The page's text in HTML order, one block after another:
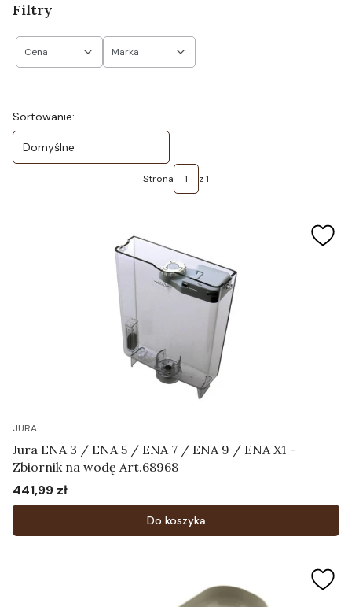
Filtry
Cena Marka
Lista produktów
Sortowanie:
Domyślne
Strona z 1
JURA
Jura ENA 3 / ENA 5 / ENA 7 / ENA 9 / ENA X1 -
Zbiornik na wodę Art.68968
Cena
441,99 zł
Do koszyka